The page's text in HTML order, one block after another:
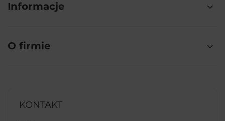
Informacje
O firmie
KONTAKT